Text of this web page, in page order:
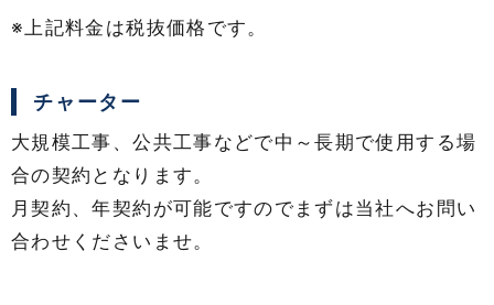
※上記料金は税抜価格です。
チャーター
大規模工事、公共工事などで中～長期で使用する場
合の契約となります。
月契約、年契約が可能ですのでまずは当社へお問い
合わせくださいませ。